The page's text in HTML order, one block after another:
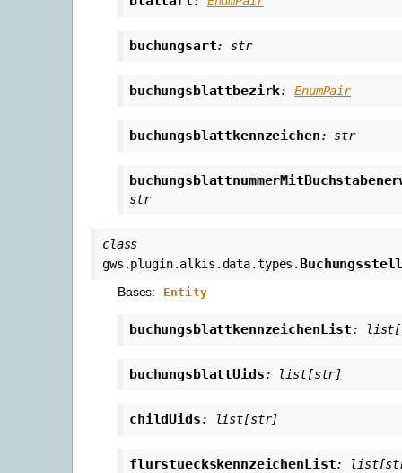
buchungsart: str
buchungsblattbezirk: EnumPair
buchungsblattkennzeichen: str
str
class
gws.plugin.alkis.data.types.
Bases: Entity
buchungsblattkennzeichenList: list[
buchungsblattUids: list[str]
childUids: list[str]
flurstueckskennzeichenList: list[